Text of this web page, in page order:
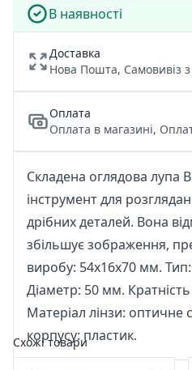
В наявності
Доставка
Нова Пошта, Самовивіз
Оплата
Оплата в магазині,
Складена оглядова лупа
інструмент для
дрібних деталей. Вона
збільшує зображення,
виробу: 54х16х70 мм.
Діаметр: 50 мм.
Матеріал лінзи: оптичне
корпусу: пластик.
Схожі товари